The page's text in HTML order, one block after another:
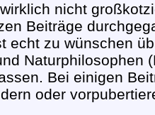
nicht
Beiträge
echt zu wünschen
Naturphilosophen
Bei einigen
oder